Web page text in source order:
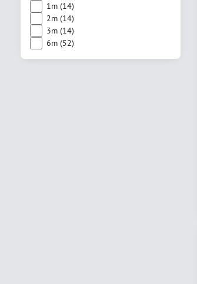
1m (14)
2m (14)
3m (14)
6m (52)